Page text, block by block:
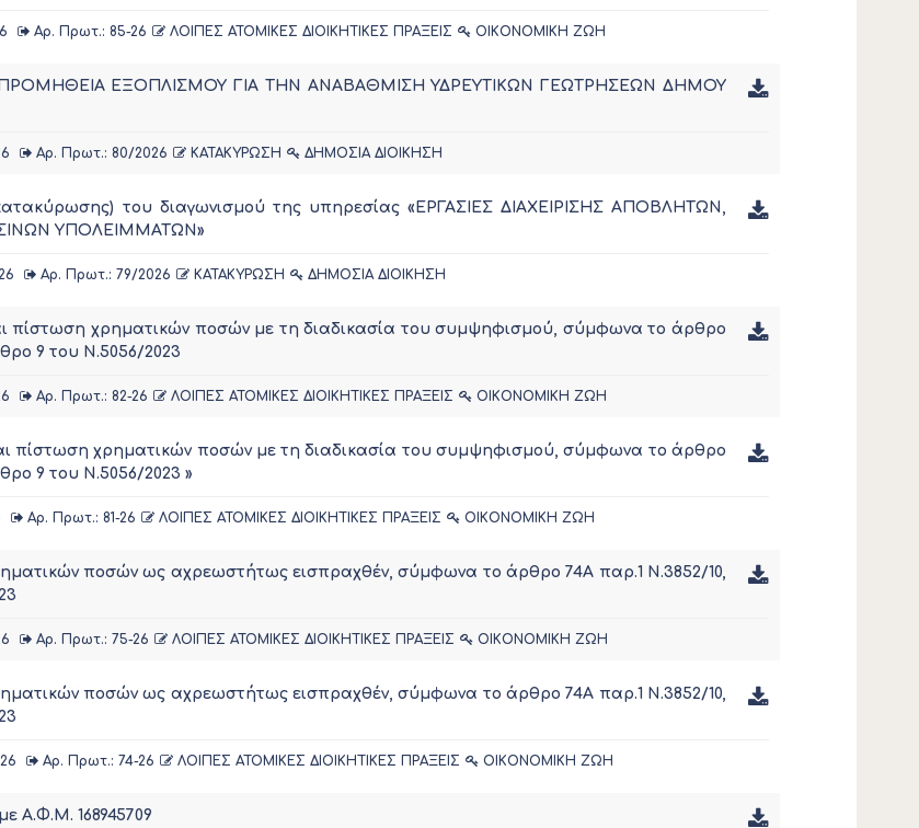
Αρ. Πρωτ.: 85-26 ΛΟΙΠΕΣ ΑΤΟΜΙΚΕΣ ΔΙΟΙΚΗΤΙΚΕΣ ΠΡΑΞΕΙΣ ΟΙΚΟΝΟΜΙΚΗ ΖΩΗ
«ΠΡΟΜΗΘΕΙΑ ΕΞΟΠΛΙΣΜΟΥ ΓΙΑ ΤΗΝ ΑΝΑΒΑΘΜΙΣΗ ΥΔΡΕΥΤΙΚΩΝ ΓΕΩΤΡΗΣΕΩΝ ΔΗΜΟΥ
Αρ. Πρωτ.: 80/2026 ΚΑΤΑΚΥΡΩΣΗ ΔΗΜΟΣΙΑ ΔΙΟΙΚΗΣΗ
κατακύρωσης) του διαγωνισμού της υπηρεσίας «ΕΡΓΑΣΙΕΣ ΔΙΑΧΕΙΡΙΣΗΣ ΑΠΟΒΛΗΤΩΝ,
ΥΠΟΛΕΙΜΜΑΤΩΝ»
Αρ. Πρωτ.: 79/2026 ΚΑΤΑΚΥΡΩΣΗ ΔΗΜΟΣΙΑ ΔΙΟΙΚΗΣΗ
πίστωση χρηματικών ποσών με τη διαδικασία του συμψηφισμού, σύμφωνα το άρθρο
9 του Ν.5056/2023
Αρ. Πρωτ.: 82-26 ΛΟΙΠΕΣ ΑΤΟΜΙΚΕΣ ΔΙΟΙΚΗΤΙΚΕΣ ΠΡΑΞΕΙΣ ΟΙΚΟΝΟΜΙΚΗ ΖΩΗ
πίστωση χρηματικών ποσών με τη διαδικασία του συμψηφισμού, σύμφωνα το άρθρο
9 του Ν.5056/2023 »
Αρ. Πρωτ.: 81-26 ΛΟΙΠΕΣ ΑΤΟΜΙΚΕΣ ΔΙΟΙΚΗΤΙΚΕΣ ΠΡΑΞΕΙΣ ΟΙΚΟΝΟΜΙΚΗ ΖΩΗ
ποσών ως αχρεωστήτως εισπραχθέν, σύμφωνα το άρθρο 74Α παρ.1 Ν.3852/10,
Αρ. Πρωτ.: 75-26 ΛΟΙΠΕΣ ΑΤΟΜΙΚΕΣ ΔΙΟΙΚΗΤΙΚΕΣ ΠΡΑΞΕΙΣ ΟΙΚΟΝΟΜΙΚΗ ΖΩΗ
ποσών ως αχρεωστήτως εισπραχθέν, σύμφωνα το άρθρο 74Α παρ.1 Ν.3852/10,
Αρ. Πρωτ.: 74-26 ΛΟΙΠΕΣ ΑΤΟΜΙΚΕΣ ΔΙΟΙΚΗΤΙΚΕΣ ΠΡΑΞΕΙΣ ΟΙΚΟΝΟΜΙΚΗ ΖΩΗ
Α.Φ.Μ. 168945709